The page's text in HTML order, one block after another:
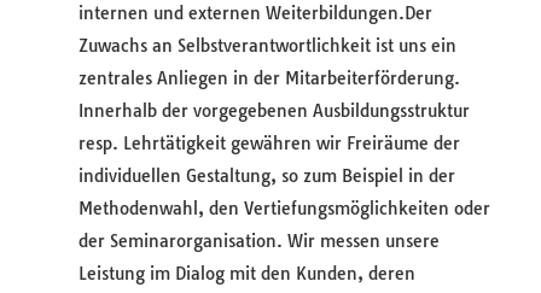
internen und externen Weiterbildungen.Der
Zuwachs an Selbstverantwortlichkeit ist uns ein
zentrales Anliegen in der Mitarbeiterförderung.
Innerhalb der vorgegebenen Ausbildungsstruktur
resp. Lehrtätigkeit gewähren wir Freiräume der
individuellen Gestaltung, so zum Beispiel in der
Methodenwahl, den Vertiefungsmöglichkeiten oder
der Seminarorganisation. Wir messen unsere
Leistung im Dialog mit den Kunden, deren